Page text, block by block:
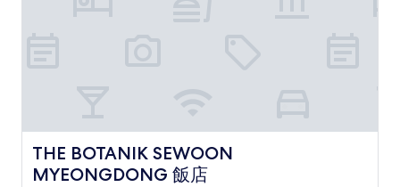
THE BOTANIK SEWOON
MYEONGDONG 飯店
THE BOTANIK SEWOON MYEONGDONG 飯店